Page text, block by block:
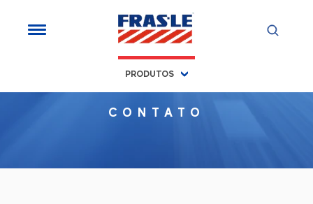
PRODUTOS
CONTATO